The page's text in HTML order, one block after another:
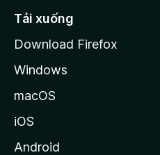
lTải xuống
Download Firefox
Windows
macOS
iOS
Android